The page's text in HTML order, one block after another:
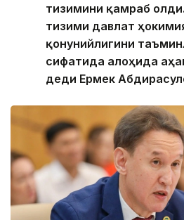
тизимини қамраб
тизими давлат
қонунийлигини
сифатида алоҳида
деди Ермек